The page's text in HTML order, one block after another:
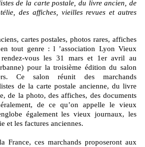
de la carte postale, du livre ancien, de
des affiches, vieilles revues et autres
tout genre : l ’association Lyon Vieux
vous les 31 mars et 1er avril au
pour la troisième édition du salon
Ce salon réunit des marchands
de la carte postale ancienne, du livre
de la photo, des affiches, des documents
de ce qu’on appelle le vieux
également les vieux journaux, les
et les factures anciennes.
France, ces marchands proposeront aux